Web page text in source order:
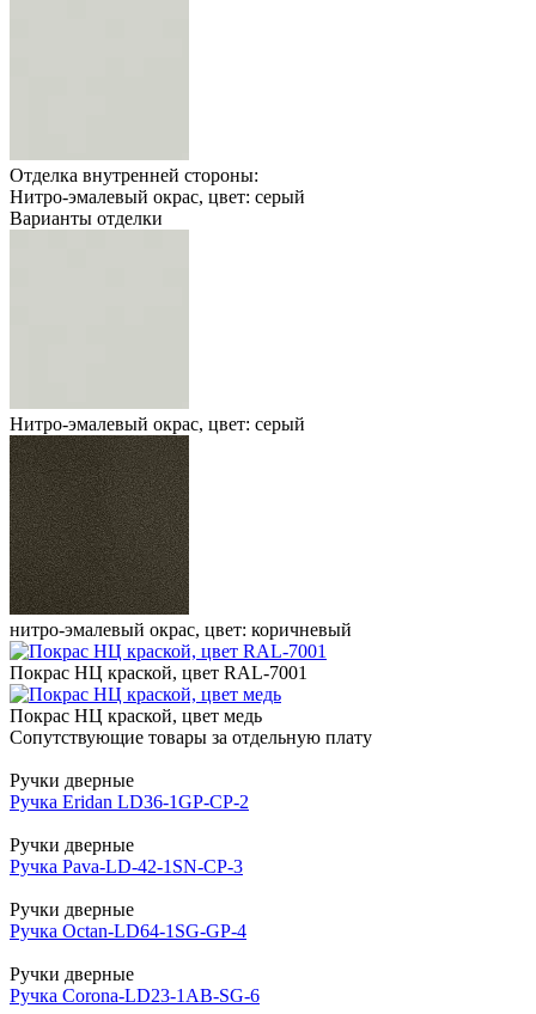
Отделка внутренней стороны:
Нитро-эмалевый окрас, цвет: серый
Варианты отделки
Нитро-эмалевый окрас, цвет: серый
нитро-эмалевый окрас, цвет: коричневый
Покрас НЦ краской, цвет RAL-7001
Покрас НЦ краской, цвет медь
Сопутствующие товары за отдельную плату
Ручки дверные
Ручка Eridan LD36-1GP-CP-2
Ручки дверные
Ручка Pava-LD-42-1SN-CP-3
Ручки дверные
Ручка Octan-LD64-1SG-GP-4
Ручки дверные
Ручка Corona-LD23-1AB-SG-6